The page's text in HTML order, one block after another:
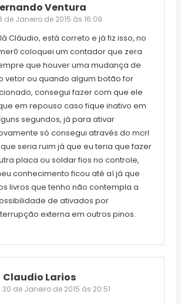
Ventura
de Janeiro de 2015 às 16:09
Cláudio, está correto e já fiz isso, no
coloquei um contador que zera
que houver uma mudança de
vetor ou quando algum botão for
consegui fazer com que ele
em repouso caso fique inativo em
segundos, já para ativar
só consegui através do mcrl
seria ruim já que eu teria que fazer
placa ou soldar fios no controle,
conhecimento ficou até aí já que
livros que tenho não contempla a
de ativados por
externa em outros pinos.
Claudio Larios
30 de Janeiro de 2015 às 20:51